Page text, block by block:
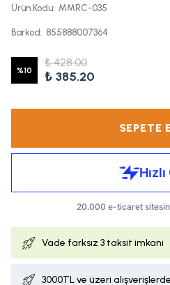
Ürün Kodu: MMRC-035
Barkod: 855888007364
%10
₺ 428.00
₺ 385.20
SEPETE
Vade farksız 3 taksit imkanı
3000TL ve üzeri